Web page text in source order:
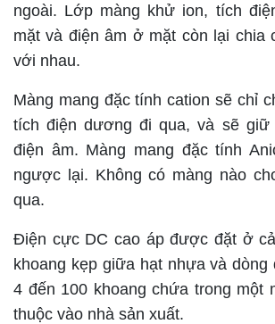
ngoài. Lớp màng khử ion, tích
mặt và điện âm ở mặt còn lại chia
với nhau.
Màng mang đặc tính cation sẽ chỉ
tích điện dương đi qua, và sẽ giữ
điện âm. Màng mang đặc tính
ngược lại. Không có màng nào
qua.
Điện cực DC cao áp được đặt ở
khoang kẹp giữa hạt nhựa và
4 đến 100 khoang chứa trong một
thuộc vào nhà sản xuất.